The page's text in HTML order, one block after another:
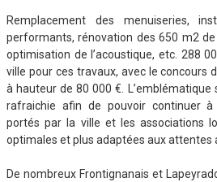
Remplacement des menuiseries,
performants, rénovation des 650 m2
optimisation de l’acoustique, etc. 288
ville pour ces travaux, avec le concours
à hauteur de 80 000 €.
rafraichie afin de pouvoir continuer à
portés par la ville et les associations
optimales et plus adaptées aux attentes
De nombreux Frontignanais et